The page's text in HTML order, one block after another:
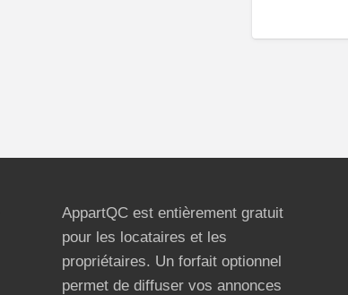
AppartQC est entièrement gratuit
pour les locataires et les
propriétaires. Un forfait optionnel
permet de diffuser vos annonces